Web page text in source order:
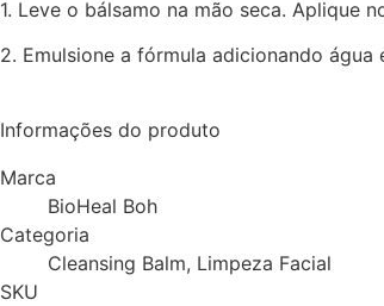
1. Leve o bálsamo na mão seca. Aplique
2. Emulsione a fórmula adicionando
Informações do produto
Marca
BioHeal Boh
Categoria
Cleansing Balm, Limpeza Facial
SKU